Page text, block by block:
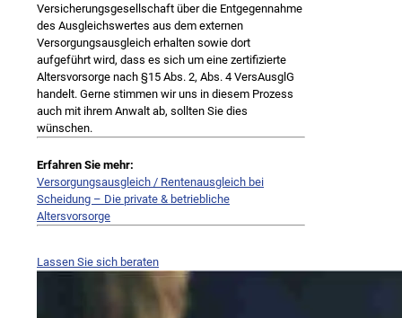
Versicherungsgesellschaft über die Entgegennahme
des Ausgleichswertes aus dem externen
Versorgungsausgleich erhalten sowie dort
aufgeführt wird, dass es sich um eine zertifizierte
Altersvorsorge nach §15 Abs. 2, Abs. 4 VersAusglG
handelt. Gerne stimmen wir uns in diesem Prozess
auch mit ihrem Anwalt ab, sollten Sie dies
wünschen.
Erfahren Sie mehr:
Versorgungsausgleich / Rentenausgleich bei
Scheidung – Die private & betriebliche
Altersvorsorge
Lassen Sie sich beraten